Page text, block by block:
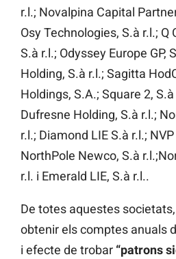
r.l.; Novalpina Capital
Osy Technologies, S.à r.l.; Q
S.à r.l.; Odyssey Europe GP,
Holding, S.à r.l.; Sagitta
Holdings, S.A.; Square 2,
Dufresne Holding, S.à r.l.;
r.l.; Diamond LIE S.à r.l.;
NorthPole Newco, S.à
r.l. i Emerald LIE, S.à r.l..
De totes aquestes
obtenir els comptes anuals
i efecte de trobar “patrons